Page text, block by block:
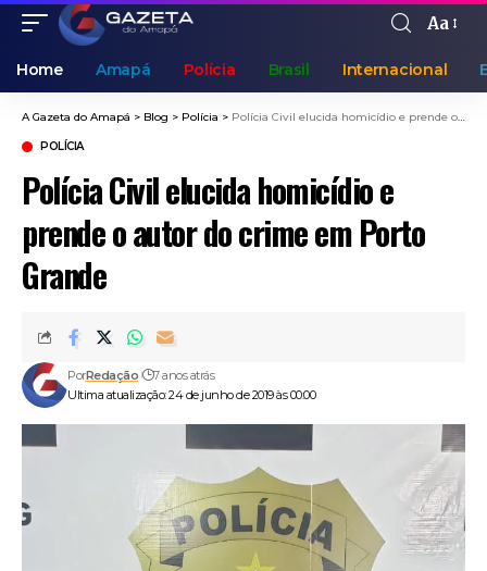
Aa
Home Amapá Polícia Brasil Internacional
A Gazeta do Amapá > Blog > Polícia > Polícia Civil elucida homicídio e prende o autor do crime em Porto Grande
POLÍCIA
Polícia Civil elucida homicídio e
prende o autor do crime em Porto
Grande
Ultima atualização: 24 de junho de 2019 às 00:00
PorRedação 7 anos atrás